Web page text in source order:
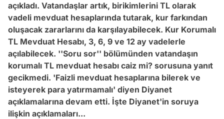
açıkladı. Vatandaşlar artık, birikimlerini TL olarak
vadeli mevduat hesaplarında tutarak, kur farkından
oluşacak zararlarını da karşılayabilecek. Kur Korumalı
TL Mevduat Hesabı, 3, 6, 9 ve 12 ay vadelerle
açılabilecek. ''Soru sor'' bölümünden vatandaşın
korumalı TL mevduat hesabı caiz mi? sorusuna yanıt
gecikmedi. 'Faizli mevduat hesaplarına bilerek ve
isteyerek para yatırmamalı' diyen Diyanet
açıklamalarına devam etti. İşte Diyanet'in soruya
ilişkin açıklamaları...